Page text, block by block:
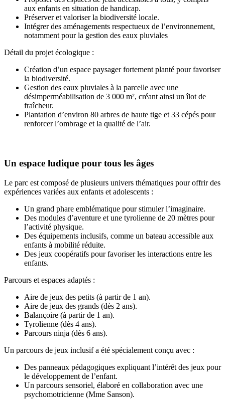
aux enfants en situation de handicap.
Préserver et valoriser la biodiversité locale.
Intégrer des aménagements respectueux de l’environnement,
notamment pour la gestion des eaux pluviales
Détail du projet écologique :
Création d’un espace paysager fortement planté pour favoriser
la biodiversité.
Gestion des eaux pluviales à la parcelle avec une
désimperméabilisation de 3 000 m², créant ainsi un îlot de
fraîcheur.
Plantation d’environ 80 arbres de haute tige et 33 cépés pour
renforcer l’ombrage et la qualité de l’air.
Un espace ludique pour tous les âges
Le parc est composé de plusieurs univers thématiques pour offrir des
expériences variées aux enfants et adolescents :
Un grand phare emblématique pour stimuler l’imaginaire.
Des modules d’aventure et une tyrolienne de 20 mètres pour
l’activité physique.
Des équipements inclusifs, comme un bateau accessible aux
enfants à mobilité réduite.
Des jeux coopératifs pour favoriser les interactions entre les
enfants.
Parcours et espaces adaptés :
Aire de jeux des petits (à partir de 1 an).
Aire de jeux des grands (dès 2 ans).
Balançoire (à partir de 1 an).
Tyrolienne (dès 4 ans).
Parcours ninja (dès 6 ans).
Un parcours de jeux inclusif a été spécialement conçu avec :
Des panneaux pédagogiques expliquant l’intérêt des jeux pour
le développement de l’enfant.
Un parcours sensoriel, élaboré en collaboration avec une
psychomotricienne (Mme Sanson).